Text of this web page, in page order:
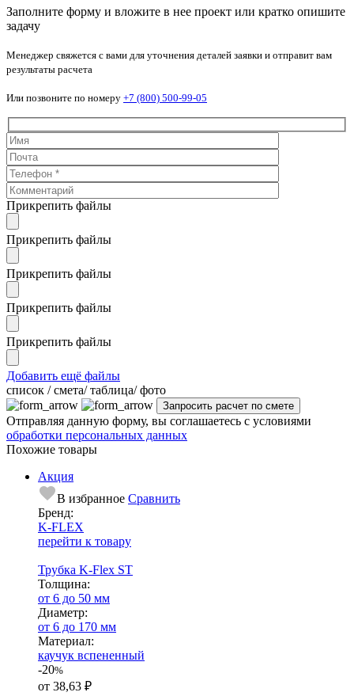
Заполните форму и вложите в нее проект или кратко опишите
задачу
Менеджер свяжется с вами для уточнения деталей заявки и отправит вам
результаты расчета
Или позвоните по номеру +7 (800) 500-99-05
Прикрепить файлы
Прикрепить файлы
Прикрепить файлы
Прикрепить файлы
Прикрепить файлы
Добавить ещё файлы
cписок / смета/ таблица/ фото
Отправляя данную форму, вы соглашаетесь с условиями
обработки персональных данных
Похожие товары
Акция
В избранное Сравнить
Бренд:
K-FLEX
перейти к товару
Трубка K-Flex ST
Тол­щи­на:
от 6 до 50 мм
Диаметр:
от 6 до 170 мм
Ма­­те­­ри­­ал:
каучук вспененный
-20%
от 38,63 ₽